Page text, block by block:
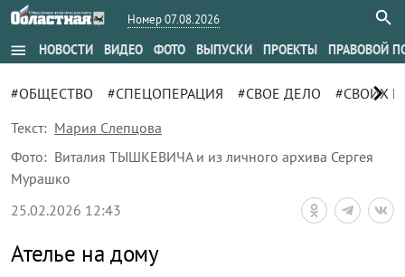
Номер 07.08.2026
menu НОВОСТИ ВИДЕО ФОТО ВЫПУСКИ ПРОЕКТЫ ПРАВОВОЙ
#ОБЩЕСТВО #СПЕЦОПЕРАЦИЯ #СВОЕ ДЕЛО #СВОИХ
chevron_right
Текст: Мария Слепцова
Фото: Виталия ТЫШКЕВИЧА и из личного архива Сергея
Мурашко
25.02.2026 12:43
Ателье на дому